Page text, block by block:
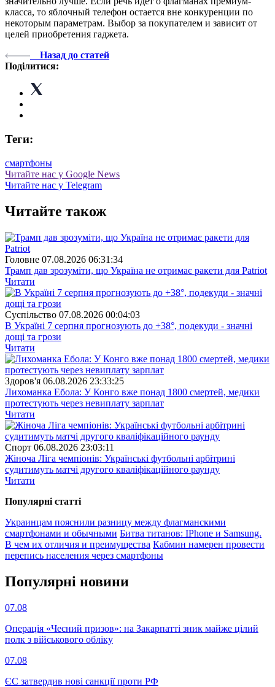
класса, то яблочный телефон остается вне конкуренции по
некоторым параметрам. Выбор за покупателем и зависит от
целей приобретения гаджета.
Назад до статей
Поділитися:
Теги:
смартфоны
Читайте нас у Google News
Читайте нас у Telegram
Читайте також
Головне 07.08.2026 06:31:34
Трамп дав зрозуміти, що Україна не отримає ракети для Patriot
Читати
Суспiльство 07.08.2026 00:04:03
В Україні 7 серпня прогнозують до +38°, подекуди - значні
дощі та грози
Читати
Здоров'я 06.08.2026 23:33:25
Лихоманка Ебола: У Конго вже понад 1800 смертей, медики
протестують через невиплату зарплат
Читати
Спорт 06.08.2026 23:03:11
Жіноча Ліга чемпіонів: Українські футбольні арбітрині
судитимуть матчі другого кваліфікаційного раунду
Читати
Популярнi статтi
Украинцам пояснили разницу между флагманскими
смартфонами и обычными Битва титанов: IPhone и Samsung.
В чем их отличия и преимущества Кабмин намерен провести
перепись населения через смартфоны
Популярнi новини
07.08
Операція «Чесний призов»: на Закарпатті зник майже цілий
полк з військового обліку
07.08
ЄС затвердив нові санкції проти РФ